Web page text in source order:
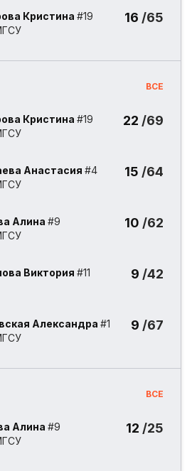
Кристина #19
16 /65
ВСЕ
Кристина #19
22 /69
Анастасия #4
15 /64
Алина #9
10 /62
Виктория #11
9 /42
Александра #1
9 /67
ВСЕ
Алина #9
12 /25